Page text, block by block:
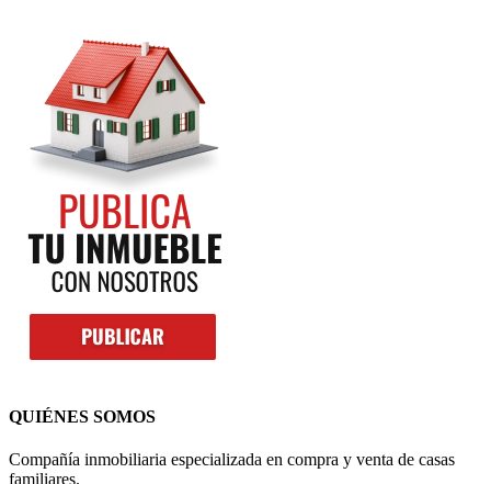
QUIÉNES SOMOS
Compañía inmobiliaria especializada en compra y venta de casas
familiares.